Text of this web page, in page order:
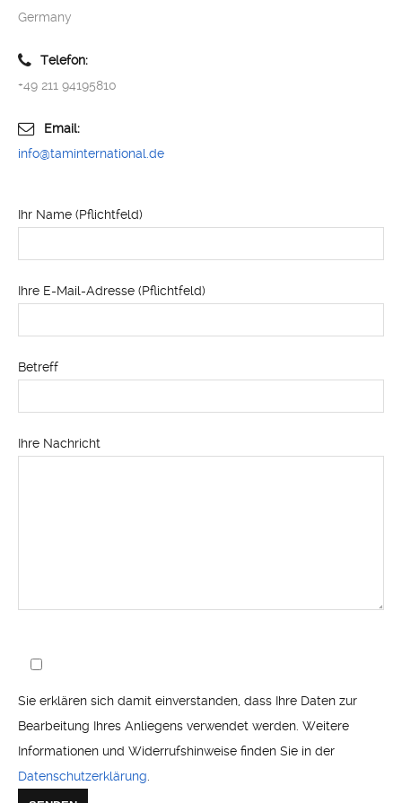
Germany
Telefon:
+49 211 94195810
Email:
info@taminternational.de
Ihr Name (Pflichtfeld)
Ihre E-Mail-Adresse (Pflichtfeld)
Betreff
Ihre Nachricht
Sie erklären sich damit einverstanden, dass Ihre Daten zur
Bearbeitung Ihres Anliegens verwendet werden. Weitere
Informationen und Widerrufshinweise finden Sie in der
Datenschutzerklärung